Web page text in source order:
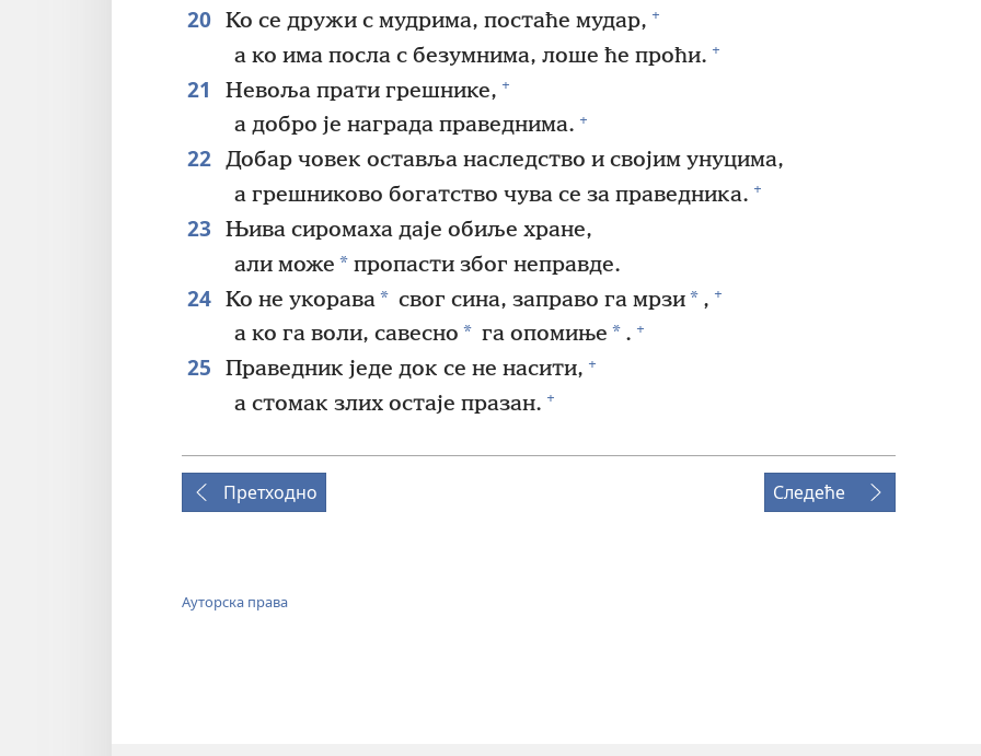
20 Ко се дружи с мудрима, постаће мудар, +
а ко има посла с безумнима, лоше ће проћи. +
21 Невоља прати грешнике, +
а добро је награда праведнима. +
22 Добар човек оставља наследство и својим унуцима,
а грешниково богатство чува се за праведника. +
23
Њива сиромаха даје обиље хране,
али може * пропасти због неправде.
24 Ко не укорава* свог сина, заправо га мрзи* , +
а ко га воли, савесно * га опомиње * . +
25 Праведник једе док се не насити, +
а стомак злих остаје празан. +
Претходно Следеће
Ауторска права